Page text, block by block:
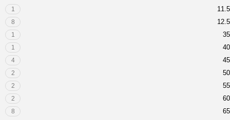
235/75R15
1
235/80R17
1
245/45ZR19
1
245/50R18
1
245/50R20
1
245/60R18
1
245/65R17
1
245/70R17
1
255/40ZR19
1
11.5
1
12.5
8
35
1
40
1
45
4
50
2
55
2
60
2
65
8